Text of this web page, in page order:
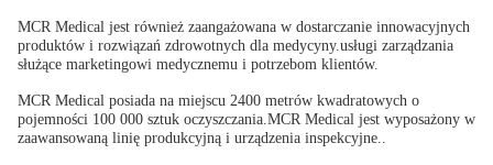
MCR Medical jest również zaangażowana w dostarczanie innowacyjnych
produktów i rozwiązań zdrowotnych dla medycyny.usługi zarządzania
służące marketingowi medycznemu i potrzebom klientów.
MCR Medical posiada na miejscu 2400 metrów kwadratowych o
pojemności 100 000 sztuk oczyszczania.MCR Medical jest wyposażony w
zaawansowaną linię produkcyjną i urządzenia inspekcyjne..